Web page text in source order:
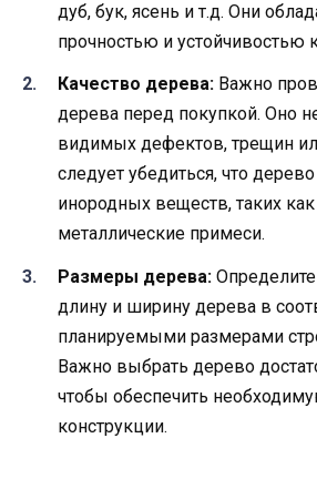
дуб, бук, ясень и т.д. Они
прочностью и устойчивостью
Качество дерева: Важно
дерева перед покупкой. Оно
видимых дефектов, трещин
следует убедиться, что
инородных веществ, таких
металлические примеси.
Размеры дерева:
длину и ширину дерева в
планируемыми размерами
Важно выбрать дерево
чтобы обеспечить
конструкции.